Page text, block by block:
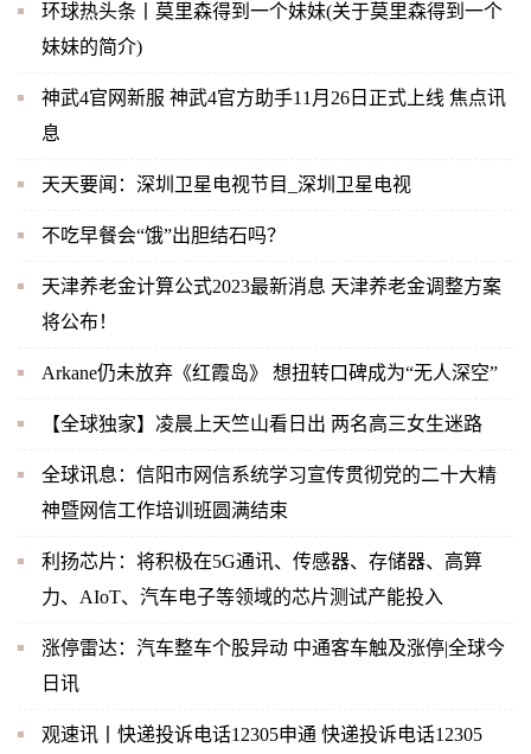
环球热头条丨莫里森得到一个妹妹(关于莫里森得到一个
妹妹的简介)
神武4官网新服 神武4官方助手11月26日正式上线 焦点讯
息
天天要闻：深圳卫星电视节目_深圳卫星电视
不吃早餐会“饿”出胆结石吗？
天津养老金计算公式2023最新消息 天津养老金调整方案
将公布！
Arkane仍未放弃《红霞岛》 想扭转口碑成为“无人深空”
【全球独家】凌晨上天竺山看日出 两名高三女生迷路
全球讯息：信阳市网信系统学习宣传贯彻党的二十大精
神暨网信工作培训班圆满结束
利扬芯片：将积极在5G通讯、传感器、存储器、高算
力、AIoT、汽车电子等领域的芯片测试产能投入
涨停雷达：汽车整车个股异动 中通客车触及涨停|全球今
日讯
观速讯丨快递投诉电话12305申通 快递投诉电话12305